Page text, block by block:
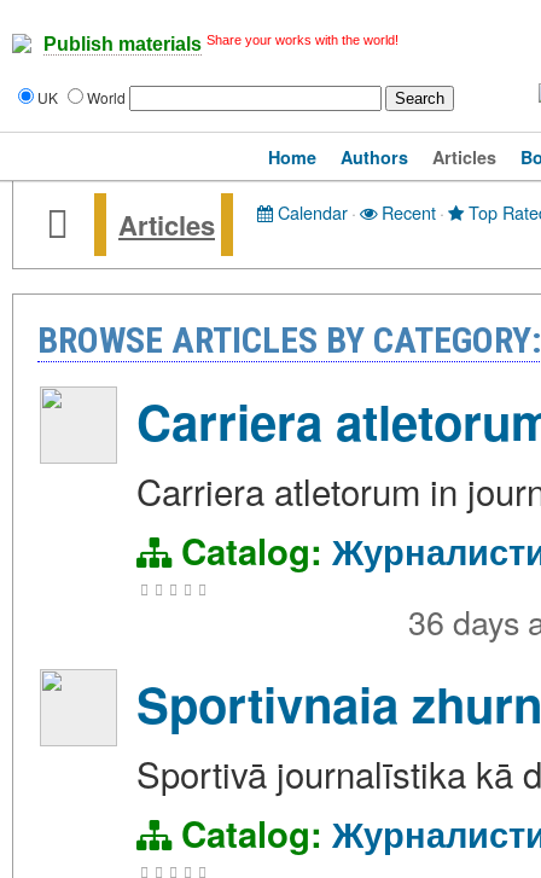
Publish materials Share your works with the world!
UK World
Home Authors Articles
Articles Calendar· Recent· Top
BROWSE ARTICLES BY
Carriera
Carriera atletorum in
Catalog:
36 days
Sportivnaia
Sportivā journalīstika kā
Catalog: